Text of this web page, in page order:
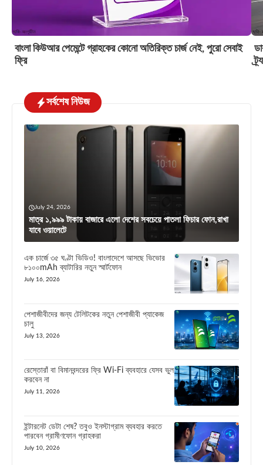
বাংলা কিউআর পেমেন্টে গ্রাহকের কোনো অতিরিক্ত চার্জ নেই, পুরো সেবাই
ফ্রি
সর্বশেষ নিউজ
July 24, 2026
মাত্র ১,৯৯৯ টাকায় বাজারে এলো দেশের সবচেয়ে পাতলা ফিচার ফোন,রাখা
যাবে ওয়ালেটে
এক চার্জে ৩৫ ঘণ্টা ভিডিও! বাংলাদেশে আসছে ভিভোর
৮১০০mAh ব্যাটারির নতুন স্মার্টফোন
July 16, 2026
পেশাজীবীদের জন্য টেলিটকের নতুন পেশাজীবী প্যাকেজ
চালু
July 13, 2026
রেস্তোরাঁ বা বিমানবন্দরের ফ্রি Wi-Fi ব্যবহারে যেসব ভুল
করবেন না
July 11, 2026
ইন্টারনেট ডেটা শেষ? তবুও ইনস্টাগ্রাম ব্যবহার করতে
পারবেন গ্রামীণফোন গ্রাহকরা
July 10, 2026